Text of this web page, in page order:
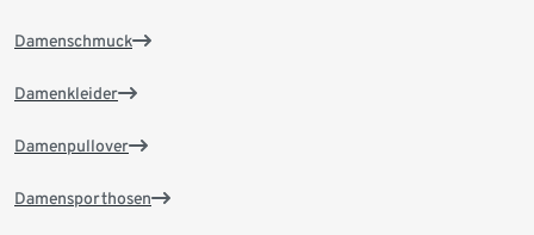
Damenschmuck
Damenkleider
Damenpullover
Damensporthosen